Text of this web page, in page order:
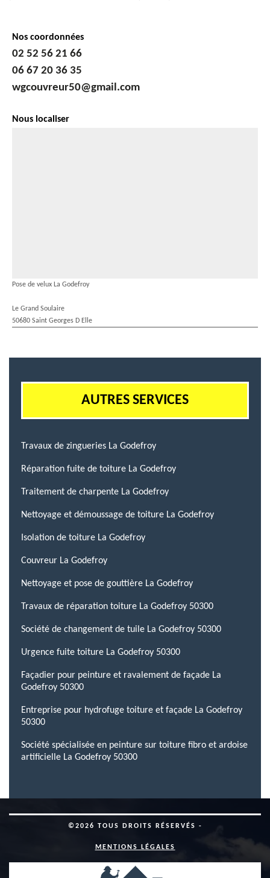
Nos coordonnées
02 52 56 21 66
06 67 20 36 35
wgcouvreur50@gmail.com
Nous localiser
Pose de velux La Godefroy
Le Grand Soulaire
50680 Saint Georges D Elle
AUTRES SERVICES
Travaux de zingueries La Godefroy
Réparation fuite de toiture La Godefroy
Traitement de charpente La Godefroy
Nettoyage et démoussage de toiture La Godefroy
Isolation de toiture La Godefroy
Couvreur La Godefroy
Nettoyage et pose de gouttière La Godefroy
Travaux de réparation toiture La Godefroy 50300
Société de changement de tuile La Godefroy 50300
Urgence fuite toiture La Godefroy 50300
Façadier pour peinture et ravalement de façade La
Godefroy 50300
Entreprise pour hydrofuge toiture et façade La Godefroy
50300
Société spécialisée en peinture sur toiture fibro et ardoise
artificielle La Godefroy 50300
©2026 TOUS DROITS RÉSERVÉS -
MENTIONS LÉGALES